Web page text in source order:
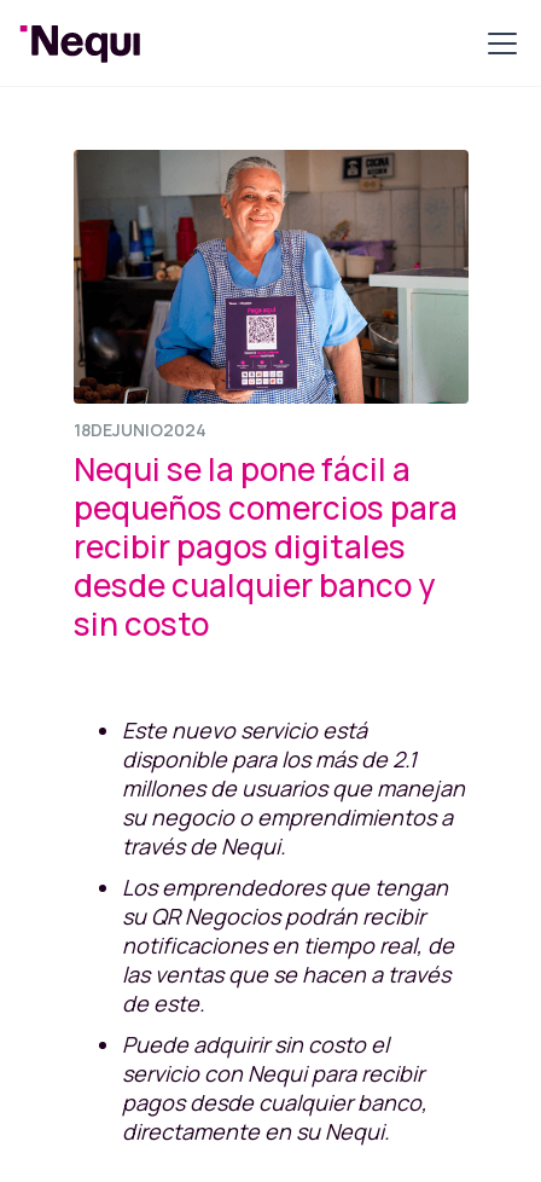
18DEJUNIO2024
Nequi se la pone fácil a
pequeños comercios para
recibir pagos digitales
desde cualquier banco y
sin costo
Este nuevo servicio está
disponible para los más de 2.1
millones de usuarios que manejan
su negocio o emprendimientos a
través de Nequi.
Los emprendedores que tengan
su QR Negocios podrán recibir
notificaciones en tiempo real, de
las ventas que se hacen a través
de este.
Puede adquirir sin costo el
servicio con Nequi para recibir
pagos desde cualquier banco,
directamente en su Nequi.